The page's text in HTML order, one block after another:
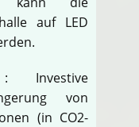
auf LED
: Investive
von
(in CO2-